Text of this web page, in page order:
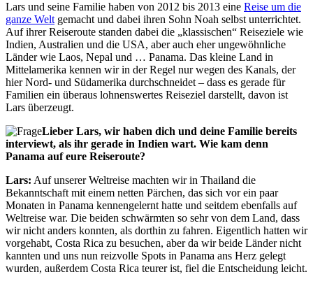
Lars und seine Familie haben von 2012 bis 2013 eine Reise um die
ganze Welt gemacht und dabei ihren Sohn Noah selbst unterrichtet.
Auf ihrer Reiseroute standen dabei die „klassischen“ Reiseziele wie
Indien, Australien und die USA, aber auch eher ungewöhnliche
Länder wie Laos, Nepal und … Panama. Das kleine Land in
Mittelamerika kennen wir in der Regel nur wegen des Kanals, der
hier Nord- und Südamerika durchschneidet – dass es gerade für
Familien ein überaus lohnenswertes Reiseziel darstellt, davon ist
Lars überzeugt.
Lieber Lars, wir haben dich und deine Familie bereits
interviewt, als ihr gerade in Indien wart. Wie kam denn
Panama auf eure Reiseroute?
Lars: Auf unserer Weltreise machten wir in Thailand die
Bekanntschaft mit einem netten Pärchen, das sich vor ein paar
Monaten in Panama kennengelernt hatte und seitdem ebenfalls auf
Weltreise war. Die beiden schwärmten so sehr von dem Land, dass
wir nicht anders konnten, als dorthin zu fahren. Eigentlich hatten wir
vorgehabt, Costa Rica zu besuchen, aber da wir beide Länder nicht
kannten und uns nun reizvolle Spots in Panama ans Herz gelegt
wurden, außerdem Costa Rica teurer ist, fiel die Entscheidung leicht.